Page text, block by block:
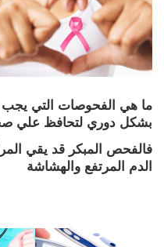
ما هي الفحوصات التي
بشكل دوري لتحافظ علي
فالفحص المبكر قد يقي
الدم المرتفع والهشاشة